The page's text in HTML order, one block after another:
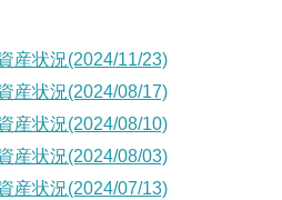
産状況(2024/11/23)
産状況(2024/08/17)
産状況(2024/08/10)
産状況(2024/08/03)
産状況(2024/07/13)